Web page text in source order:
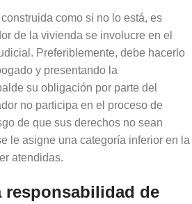
como si no lo está, es
de la vivienda se involucre en el
Preferiblemente, debe hacerlo
y presentando la
su obligación por parte del
no participa en el proceso de
de que sus derechos no sean
le asigne una categoría inferior en la
atendidas.
responsabilidad de